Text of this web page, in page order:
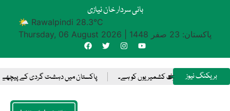
بانی سردار خان نیازی
🌤 Rawalpindi 28.3°C
Thursday, 06 August 2026
پاکستان: 23 صفر 1448
بریکنگ نیوز
کرنے کا حق صرف کشمیریوں کو ہے۔ پاکستان میں دہشت گردی کے پیچھے